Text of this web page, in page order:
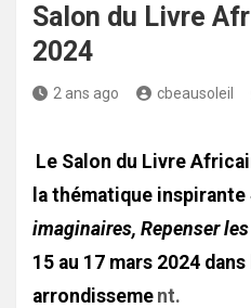
Salon du Livre
2024
2 ans ago cbeausoleil
Le Salon du Livre
la thématique inspirante
imaginaires, Repenser
15 au 17 mars 2024
arrondisseme nt.